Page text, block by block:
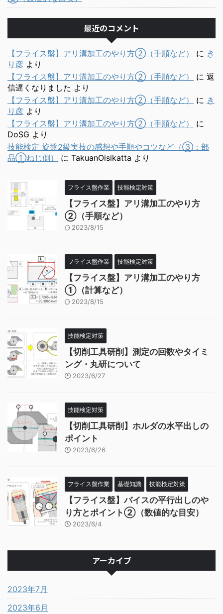
最近のコメント
【フライス盤】アリ溝加工のやり方②（手順など） に き
り彦 より
【フライス盤】アリ溝加工のやり方②（手順など）
に 返
信遅くなりました より
【フライス盤】アリ溝加工のやり方②（手順など）
に き
り彦 より
【フライス盤】アリ溝加工のやり方②（手順など）
に
DoSG より
技能検定 旋盤2級実技の感想や手順やコツなど（③：部
品①ねじ側）
に TakuanOisikatta より
フライス盤作業 技能検定対策
【フライス盤】アリ溝加工のやり方
②（手順など）
2023/8/15
フライス盤作業 技能検定対策
【フライス盤】アリ溝加工のやり方
①（計算など）
2023/8/15
技能検定対策
【切削工具研削】測定の回数やタイミ
ング・丸研について
2023/6/27
技能検定対策
【切削工具研削】ホルダの水平出しの
ポイント
2023/6/26
フライス盤作業 基礎知識 技能検定対策
【フライス盤】バイスの平行出しのや
り方とポイント②（数値的な目安）
2023/6/4
アーカイブ
2023年7月
2023年6月